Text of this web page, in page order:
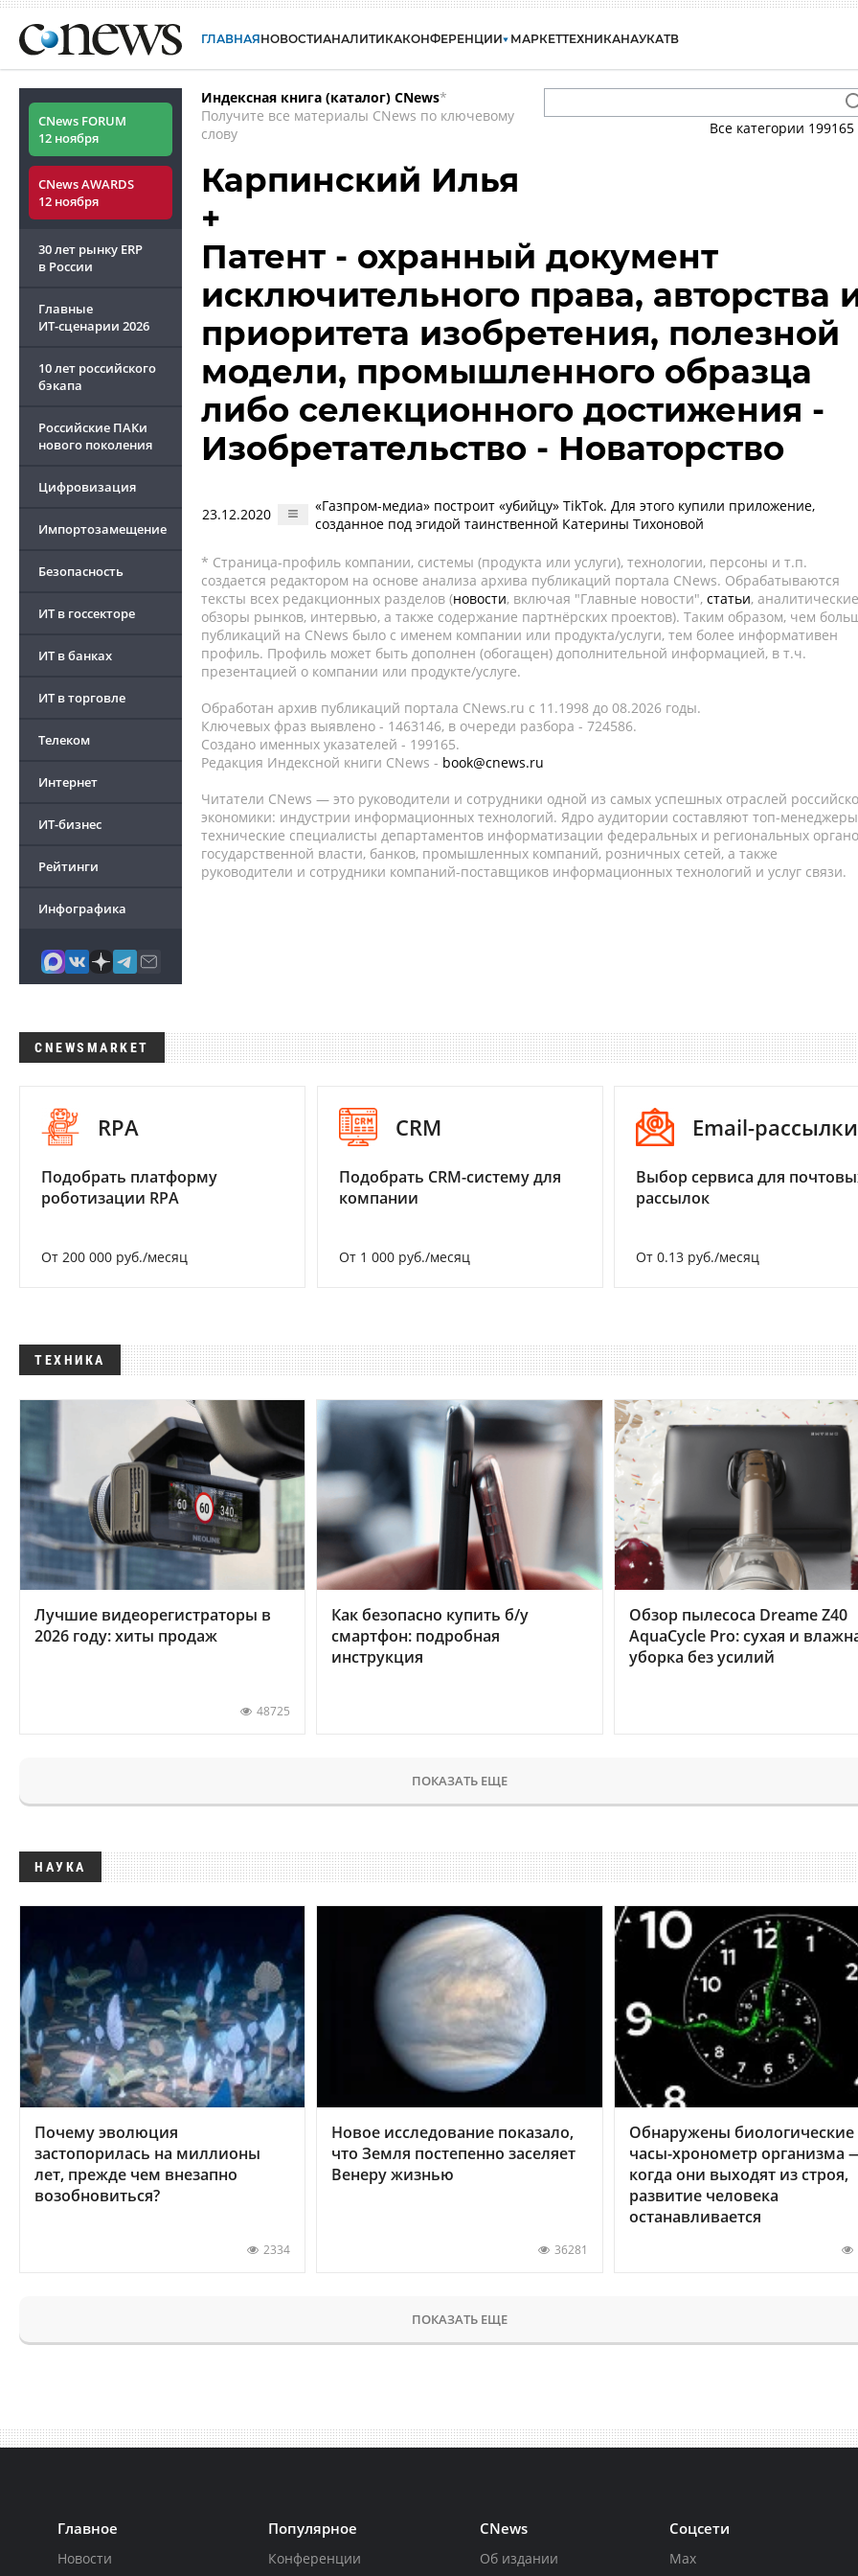
ГЛАВНАЯНОВОСТИАНАЛИТИКАКОНФЕРЕНЦИИ МАРКЕТТЕХНИКАНАУКАТВ
CNews FORUM
12 ноября
CNews AWARDS
12 ноября
30 лет рынку ERP
в России
Главные
ИТ-сценарии 2026
10 лет российского
бэкапа
Российские ПАКи
нового поколения
Цифровизация
Импортозамещение
Безопасность
ИТ в госсекторе
ИТ в банках
ИТ в торговле
Телеком
Интернет
ИТ-бизнес
Рейтинги
Инфографика
Индексная книга (каталог) CNews*
Получите все материалы CNews по ключевому
слову
Все категории 199165
Карпинский Илья
+
Патент - охранный документ
исключительного права, авторства
приоритета изобретения, полезной
модели, промышленного образца
либо селекционного достижения -
Изобретательство - Новаторство
23.12.2020
«Газпром-медиа» построит «убийцу» TikTok. Для этого купили приложение,
созданное под эгидой таинственной Катерины Тихоновой
* Страница-профиль компании, системы (продукта или услуги), технологии, персоны и т.п.
создается редактором на основе анализа архива публикаций портала CNews. Обрабатываются
тексты всех редакционных разделов (новости, включая "Главные новости", статьи, аналитические
обзоры рынков, интервью, а также содержание партнёрских проектов). Таким образом, чем
публикаций на CNews было с именем компании или продукта/услуги, тем более информативен
профиль. Профиль может быть дополнен (обогащен) дополнительной информацией, в т.ч.
презентацией о компании или продукте/услуге.
Обработан архив публикаций портала CNews.ru c 11.1998 до 08.2026 годы.
Ключевых фраз выявлено - 1463146, в очереди разбора - 724586.
Создано именных указателей - 199165.
Редакция Индексной книги CNews - book@cnews.ru
Читатели CNews — это руководители и сотрудники одной из самых успешных отраслей
экономики: индустрии информационных технологий. Ядро аудитории составляют топ-
технические специалисты департаментов информатизации федеральных и региональных
государственной власти, банков, промышленных компаний, розничных сетей, а также
руководители и сотрудники компаний-поставщиков информационных технологий и услуг связи.
CNEWSMARKET
RPA
Подобрать платформу
роботизации RPA
От 200 000 руб./месяц
CRM
Подобрать CRM-систему для
компании
От 1 000 руб./месяц
Email-рассылки
Выбор сервиса для
рассылок
От 0.13 руб./месяц
ТЕХНИКА
Лучшие видеорегистраторы в
2026 году: хиты продаж
48725
Как безопасно купить б/у
смартфон: подробная
инструкция
Обзор пылесоса Dreame Z40
AquaCycle Pro: сухая и
уборка без усилий
ПОКАЗАТЬ ЕЩЕ
НАУКА
Почему эволюция
застопорилась на миллионы
лет, прежде чем внезапно
возобновиться?
2334
Новое исследование показало,
что Земля постепенно заселяет
Венеру жизнью
36281
Обнаружены биологические
часы-хронометр организма
когда они выходят из строя,
развитие человека
останавливается
ПОКАЗАТЬ ЕЩЕ
Главное
Новости
Популярное
Конференции
CNews
Об издании
Соцсети
Max